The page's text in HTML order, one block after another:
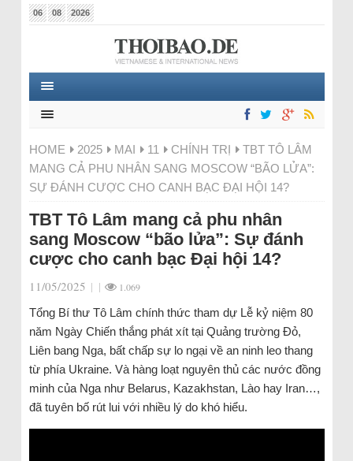
06 08 2026
HOME 2025 MAI 11 CHÍNH TRỊ
TBT TÔ LÂM
MANG CẢ PHU NHÂN SANG MOSCOW “BÃO LỬA”:
SỰ ĐÁNH CƯỢC CHO CANH BẠC ĐẠI HỘI 14?
TBT Tô Lâm mang cả phu nhân
sang Moscow “bão lửa”: Sự đánh
cược cho canh bạc Đại hội 14?
11/05/2025 | | 1.069
Tổng Bí thư Tô Lâm chính thức tham dự Lễ kỷ niệm 80
năm Ngày Chiến thắng phát xít tại Quảng trường Đỏ,
Liên bang Nga, bất chấp sự lo ngại về an ninh leo thang
từ phía Ukraine. Và hàng loạt nguyên thủ các nước đồng
minh của Nga như Belarus, Kazakhstan, Lào hay Iran…,
đã tuyên bố rút lui với nhiều lý do khó hiểu.